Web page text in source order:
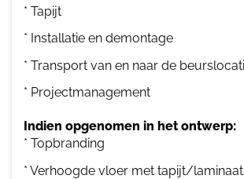
* Tapijt
* Installatie en demontage
* Transport van en naar de
* Projectmanagement
Indien opgenomen in het ontwerp:
* Topbranding
* Verhoogde vloer met tapijt/